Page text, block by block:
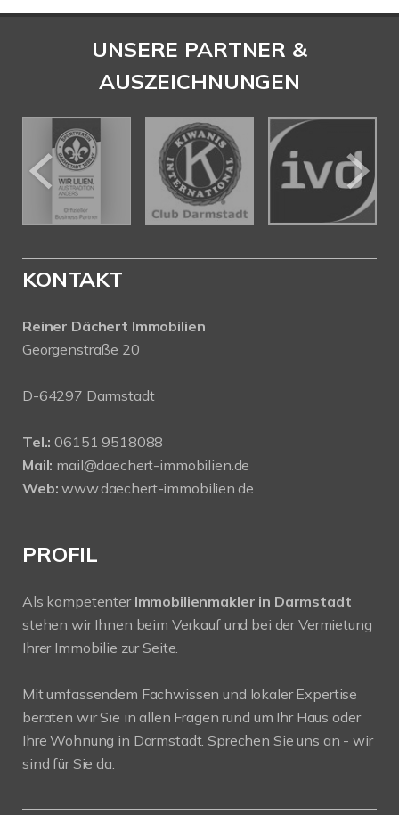
UNSERE PARTNER &
AUSZEICHNUNGEN
KONTAKT
Reiner Dächert Immobilien
Georgenstraße 20
D-64297 Darmstadt
Tel.: 06151 9518088
Mail: mail@daechert-immobilien.de
Web: www.daechert-immobilien.de
PROFIL
Als kompetenter Immobilienmakler in Darmstadt
stehen wir Ihnen beim Verkauf und bei der Vermietung
Ihrer Immobilie zur Seite.
Mit umfassendem Fachwissen und lokaler Expertise
beraten wir Sie in allen Fragen rund um Ihr Haus oder
Ihre Wohnung in Darmstadt. Sprechen Sie uns an - wir
sind für Sie da.